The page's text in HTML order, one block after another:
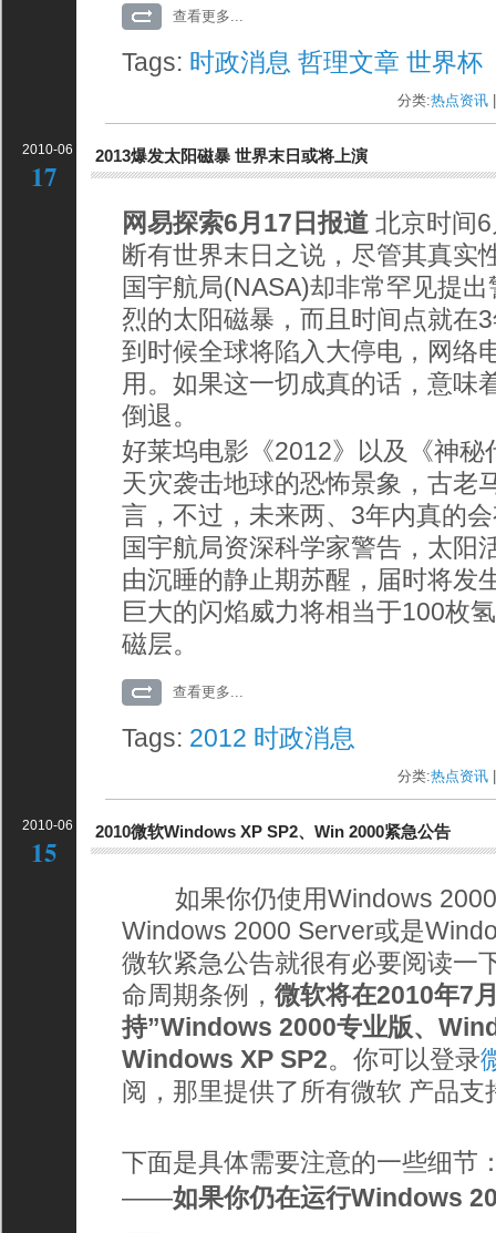
查看更多...
Tags: 时政消息 哲理文章 世界杯
分类:热点资讯
2010-06
17
2013爆发太阳磁暴 世界末日或将上演
网易探索6月17日报道北京时间
断有世界末日之说，尽管其真实
国宇航局(NASA)却非常罕见提
烈的太阳磁暴，而且时间点就在
到时候全球将陷入大停电，网络
用。如果这一切成真的话，意味
倒退。
好莱坞电影《2012》以及《神
天灾袭击地球的恐怖景象，古老
言，不过，未来两、3年内真的
国宇航局资深科学家警告，太阳
由沉睡的静止期苏醒，届时将发
巨大的闪焰威力将相当于100枚
磁层。
查看更多...
Tags: 2012 时政消息
分类:热点资讯
2010-06
15
2010微软Windows XP SP2、Win 2000紧急公告
如果你仍使用Windows 2000
Windows 2000 Server或是
微软紧急公告就很有必要阅读一
命周期条例，微软将在2010年7
持”Windows 2000专业版、
Windows XP SP2。你可以登录
阅，那里提供了所有微软 产品
下面是具体需要注意的一些细节
——如果你仍在运行Windows